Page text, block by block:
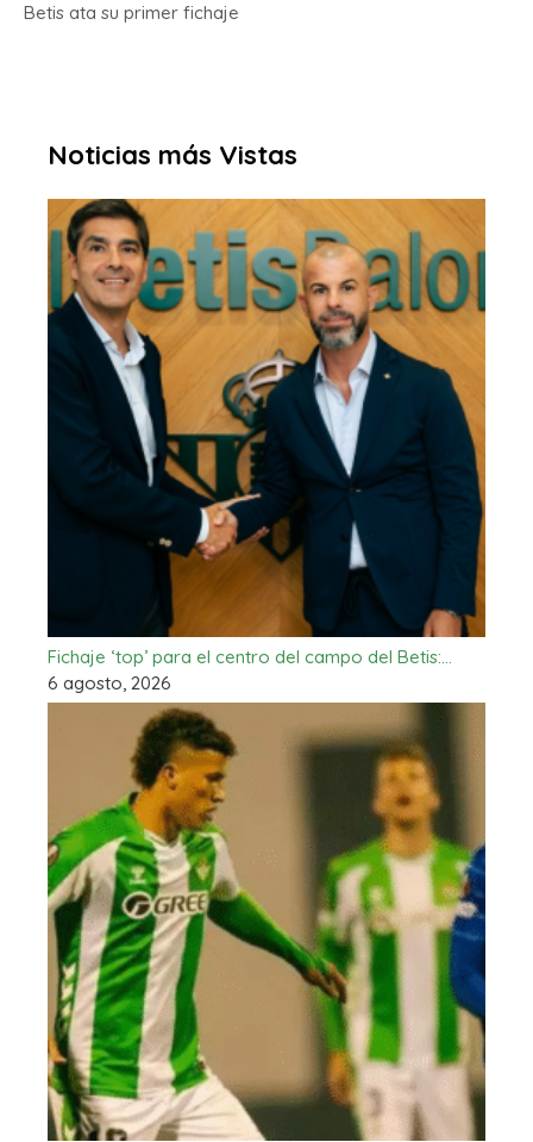
Betis ata su primer fichaje
Noticias más Vistas
Fichaje ‘top’ para el centro del campo del Betis:…
6 agosto, 2026